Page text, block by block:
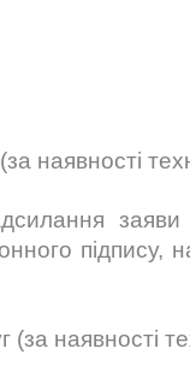
наявності
підпису,
наявності